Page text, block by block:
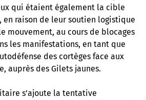
qui étaient également la cible
en raison de leur soutien logistique
mouvement, au cours de blocages
les manifestations, en tant que
des cortèges face aux
auprès des Gilets jaunes.
s’ajoute la tentative